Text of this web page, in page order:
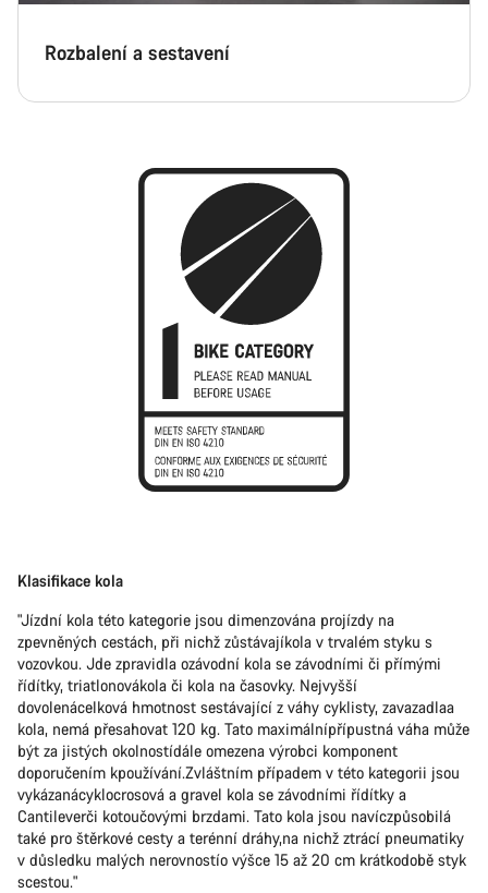
Rozbalení a sestavení
Klasifikace kola
"Jízdní kola této kategorie jsou dimenzována projízdy na
zpevněných cestách, při nichž zůstávajíkola v trvalém styku s
vozovkou. Jde zpravidla ozávodní kola se závodními či přímými
řídítky, triatlonovákola či kola na časovky. Nejvyšší
dovolenácelková hmotnost sestávající z váhy cyklisty, zavazadlaa
kola, nemá přesahovat 120 kg. Tato maximálnípřípustná váha může
být za jistých okolnostídále omezena výrobci komponent
doporučením kpoužívání.Zvláštním případem v této kategorii jsou
vykázanácyklocrosová a gravel kola se závodními řídítky a
Cantileverči kotoučovými brzdami. Tato kola jsou navíczpůsobilá
také pro štěrkové cesty a terénní dráhy,na nichž ztrácí pneumatiky
v důsledku malých nerovnostío výšce 15 až 20 cm krátkodobě styk
scestou."